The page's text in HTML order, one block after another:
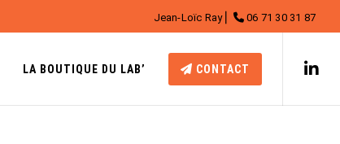
Jean-Loïc Ray ⎜ 06 71 30 31 87
LA BOUTIQUE DU LAB’ CONTACT